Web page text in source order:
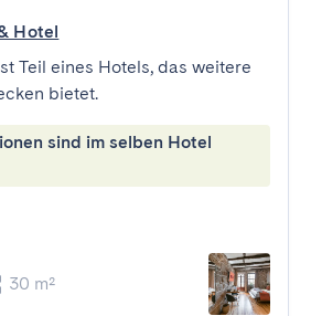
Hotel
Teil eines Hotels, das weitere
bietet.
sind im selben Hotel
30 m²